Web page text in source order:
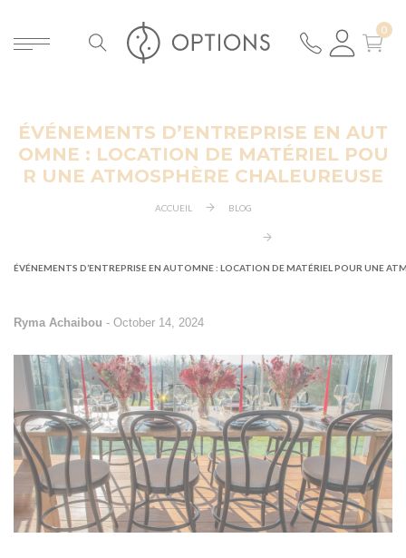
ÉVÉNEMENTS D’ENTREPRISE EN AUT
OMNE : LOCATION DE MATÉRIEL POU
R UNE ATMOSPHÈRE CHALEUREUSE
ACCUEIL BLOG
ÉVÉNEMENTS D’ENTREPRISE EN AUTOMNE : LOCATION DE MATÉRIEL POUR UNE
Ryma Achaibou - October 14, 2024